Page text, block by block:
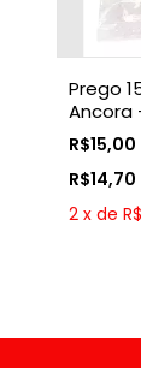
Prego
Ancora
R$15,00
R$14,70
2 x de